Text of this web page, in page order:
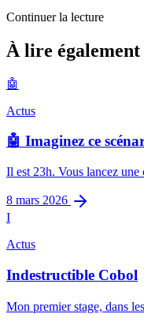
Continuer la lecture
À lire également
🤖
Actus
🤖 Imaginez ce
Il est 23h. Vous lancez
8 mars 2026
I
Actus
Indestructible Cobol
Mon premier stage, dans